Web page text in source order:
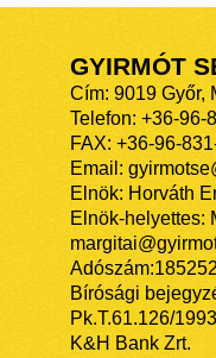
GYIRMÓT
Cím: 9019 Győr,
Telefon: +36-96-
FAX: +36-96-
Email:
Elnök: Horváth
Elnök-helyettes:
Bírósági
Pk.T.61.126/
K&H Bank Zrt.